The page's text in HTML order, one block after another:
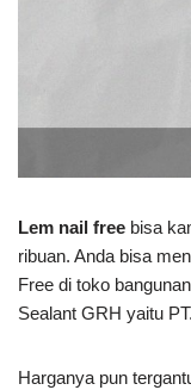
Lem nail free bisa
ribuan. Anda bisa
Free di toko
Sealant GRH yaitu
Harganya pun